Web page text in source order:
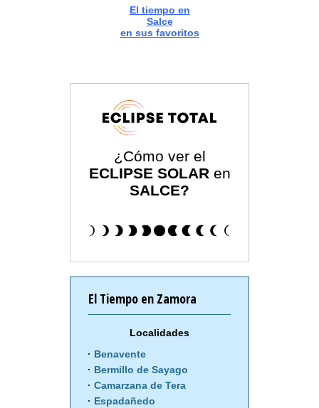
El tiempo en
Salce
en sus favoritos
¿Cómo ver el
ECLIPSE SOLAR en
SALCE?
El Tiempo en Zamora
Localidades
Benavente
Bermillo de Sayago
Camarzana de Tera
Espadañedo